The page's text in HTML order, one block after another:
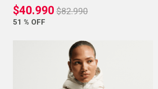
$40.990 $82.990
51 % OFF